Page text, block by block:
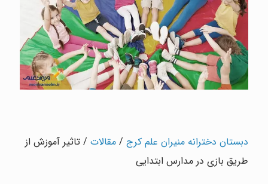
دبستان دخترانه منیران علم کرج / مقالات / تاثیر آموزش از
طریق بازی در مدارس ابتدایی